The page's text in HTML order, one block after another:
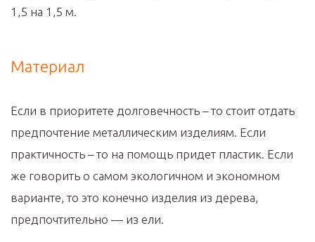
1,5 на 1,5 м.
Материал
Если в приоритете долговечность – то стоит отдать
предпочтение металлическим изделиям. Если
практичность – то на помощь придет пластик. Если
же говорить о самом экологичном и экономном
варианте, то это конечно изделия из дерева,
предпочтительно — из ели.